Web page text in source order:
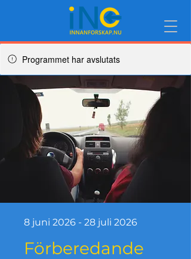
Programmet har avslutats
Förberedande
8 juni 2026 - 28 juli 2026